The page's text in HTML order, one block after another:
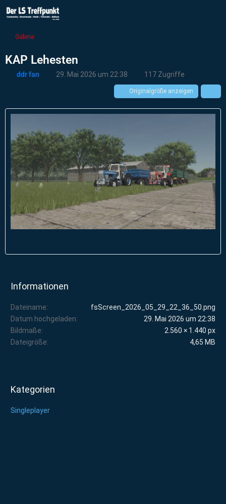
Galerie
KAP Lehesten
ddr fan 29. Mai 2026 um 22:38 117 Zugriffe
Originalgröße anzeigen
Informationen
Dateiname
fsScreen_2026_05_29_22_36_50.png
Datum hochgeladen
29. Mai 2026 um 22:38
Bildmaße
2.560 × 1.440 px
Dateigröße
4,65 MB
Kategorien
Singleplayer